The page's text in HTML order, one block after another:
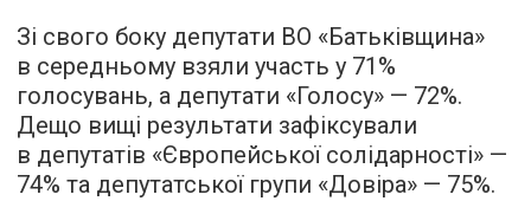
Зі свого боку депутати ВО «Батьківщина»
в середньому взяли участь у 71%
голосувань, а депутати «Голосу» — 72%.
Дещо вищі результати зафіксували
в депутатів «Європейської солідарності» —
74% та депутатської групи «Довіра» — 75%.